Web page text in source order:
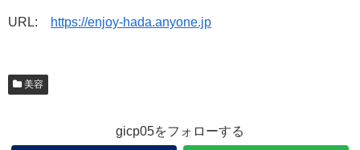
URL: https://enjoy-hada.anyone.jp
美容
gicp05をフォローする